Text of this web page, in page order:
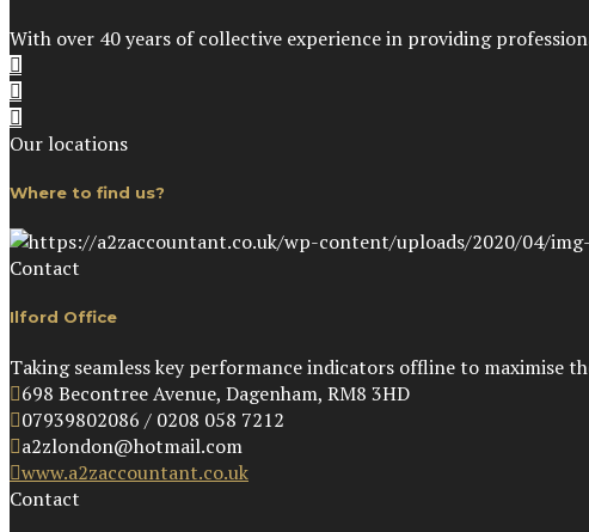
With over 40 years of collective experience in providing
Our locations
Where to find us?
Contact
Ilford Office
Taking seamless key performance indicators offline to maximise
698 Becontree Avenue, Dagenham, RM8 3HD
07939802086 / 0208 058 7212
a2zlondon@hotmail.com
www.a2zaccountant.co.uk
Contact